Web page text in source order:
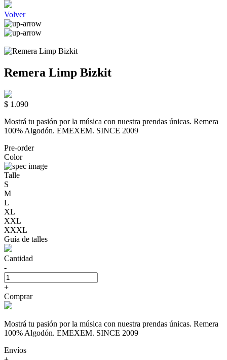
Volver
Remera Limp Bizkit
$ 1.090
Mostrá tu pasión por la música con nuestra prendas únicas. Remera
100% Algodón. EMEXEM. SINCE 2009
Pre-order
Color
Talle
S
M
L
XL
XXL
XXXL
Guía de talles
Cantidad
-
+
Comprar
Mostrá tu pasión por la música con nuestra prendas únicas. Remera
100% Algodón. EMEXEM. SINCE 2009
Envíos